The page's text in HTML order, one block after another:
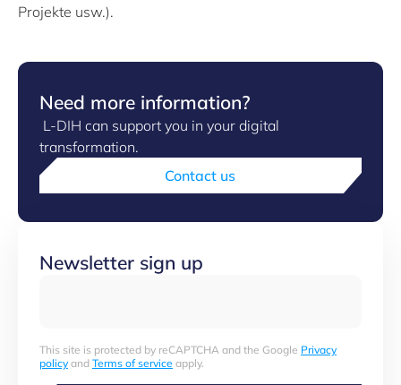
Projekte usw.).
Need more information?
L-DIH can support you in your digital
transformation.
Contact us
Newsletter sign up
This site is protected by reCAPTCHA and the Google Privacy
policyand Terms of service apply.